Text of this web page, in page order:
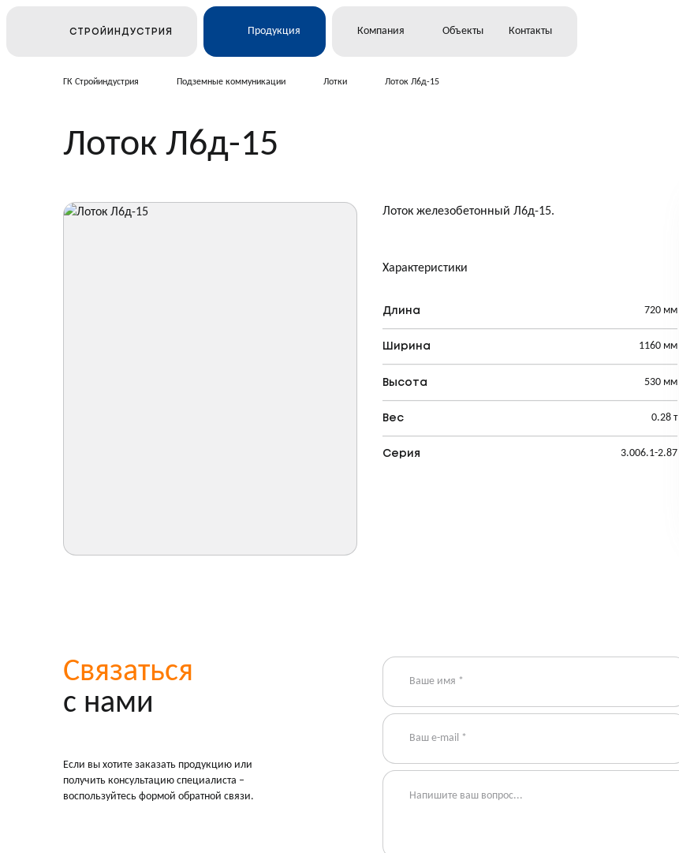
СТРОЙИНДУСТРИЯ Продукция
Электросетевое строительство
Подземные коммуникации
Компания Объекты Контакты
ГК Стройиндустрия Подземные коммуникации Лотки Лоток Л6д-15
Лоток Л6д-15
Лоток железобетонный Л6д-15.
Характеристики
Длина 720 мм
Ширина 1160 мм
Высота 530 мм
Вес 0.28 т
Серия 3.006.1-2.87
Связаться
с нами
Если вы хотите заказать продукцию или
получить консультацию специалиста –
воспользуйтесь формой обратной связи.